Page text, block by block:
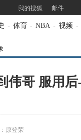
我的搜狐 邮件
- 体育 - NBA - 视频 -
伟哥 服用
原登荣